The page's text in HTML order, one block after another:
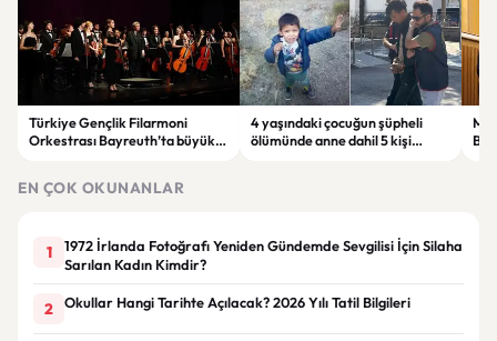
Türkiye Gençlik Filarmoni
Orkestrası Bayreuth’ta büyük
4 yaşındaki çocuğun şüpheli
ölümünde anne dahil 5 kişi
EN ÇOK OKUNANLAR
1
1972 İrlanda Fotoğrafı Yeniden Gündemde Sevgilisi İçin Silaha
Sarılan Kadın Kimdir?
2 Okullar Hangi Tarihte Açılacak? 2026 Yılı Tatil Bilgileri